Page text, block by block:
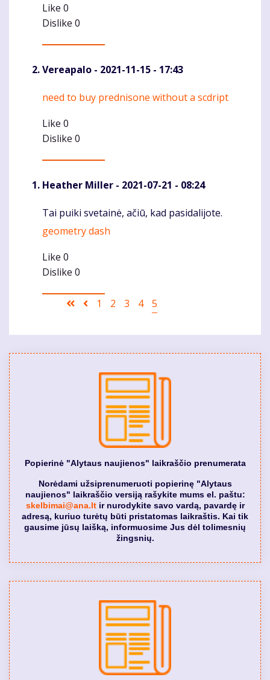
Like 0
Dislike 0
Vereapalo - 2021-11-15 - 17:43
Komentaras
need to buy prednisone without a scdript
Like 0
Dislike 0
Heather Miller - 2021-07-21 - 08:24
Komentaras
Tai puiki svetainė, ačiū, kad pasidalijote.
geometry dash
Like 0
Dislike 0
Pagination
First Ankstesnis
Puslapis
1 Puslapis
2 Puslapis
3 Puslapis
4
Current
5
Popierinė "Alytaus naujienos" laikraščio prenumerata
Norėdami užsiprenumeruoti popierinę "Alytaus
naujienos" laikraščio versiją rašykite mums el. paštu:
skelbimai@ana.ltir nurodykite savo vardą, pavardę ir
adresą, kuriuo turėtų būti pristatomas laikraštis. Kai tik
gausime jūsų laišką, informuosime Jus dėl tolimesnių
žingsnių.